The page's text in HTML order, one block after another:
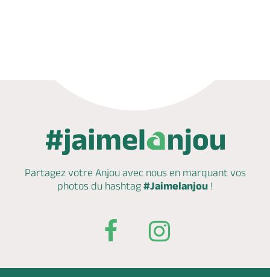
Partagez votre Anjou avec nous en marquantvos
photos du hashtag #Jaimelanjou !